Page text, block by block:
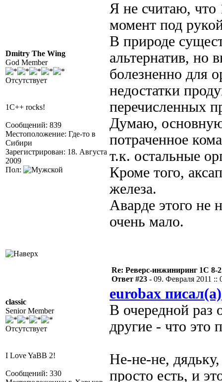
Dmitry The Wing
God Member
Отсутствует
1C++ rocks!
Сообщений: 839
Местоположение: Где-то в
Сибири
Зарегистрирован: 18. Августа
2009
Пол:
Я не считаю, что
момент под
В природе
альтернатив, но
болезненно для
недостатки
перечисленных
Думаю,
потраченное
т.к. остальные
Кроме того,
железа.
Аварде этого не
очень мало.
classic
Senior Member
Отсутствует
I Love YaBB 2!
Сообщений: 330
Re: Реверс-инжиниринг 1С 8-2
Ответ #23 - 09. Февраля 2011 ::
eurobax писал(а)
В очередной раз
другие - что это
Не-не-не,
просто есть, и